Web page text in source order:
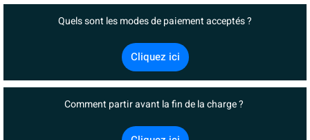
Quels sont les modes de paiement acceptés ?
Cliquez ici
Comment partir avant la fin de la charge ?